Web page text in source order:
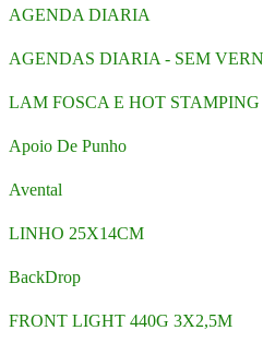
AGENDA DIARIA
AGENDAS DIARIA - SEM
LAM FOSCA E HOT STAMPING
Apoio De Punho
Avental
LINHO 25X14CM
BackDrop
FRONT LIGHT 440G 3X2,5M